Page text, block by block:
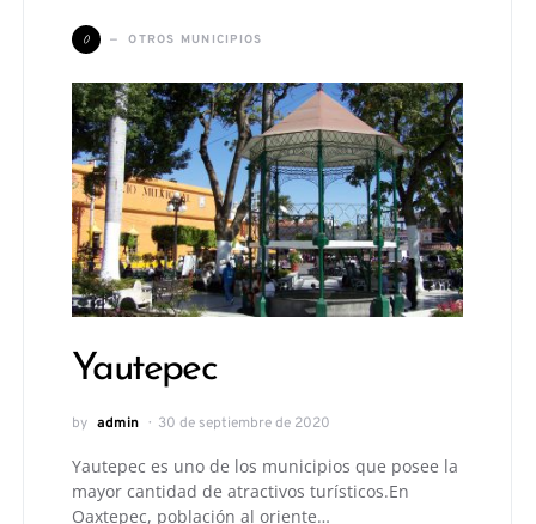
O OTROS MUNICIPIOS
Yautepec
by admin 30 de septiembre de 2020
Yautepec es uno de los municipios que posee la
mayor cantidad de atractivos turísticos.En
Oaxtepec, población al oriente…